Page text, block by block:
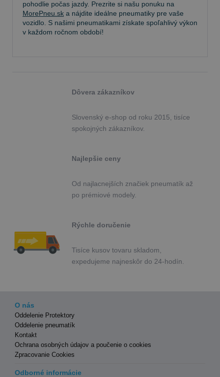
pohodlie počas jazdy. Prezrite si našu ponuku na
MorePneu.sk a nájdite ideálne pneumatiky pre vaše
vozidlo. S našimi pneumatikami získate spoľahlivý výkon
v každom ročnom období!
Dôvera zákazníkov
Slovenský e-shop od roku 2015, tisíce
spokojných zákazníkov.
Najlepšie ceny
Od najlacnejších značiek pneumatík až
po prémiové modely.
Rýchle doručenie
Tisíce kusov tovaru skladom,
expedujeme najneskôr do 24-hodín.
O nás
Oddelenie Protektory
Oddelenie pneumatík
Kontakt
Ochrana osobných údajov a poučenie o cookies
Zpracovanie Cookies
Odborné informácie